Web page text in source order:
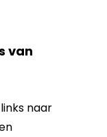
van
naar